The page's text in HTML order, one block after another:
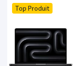
Top Produit